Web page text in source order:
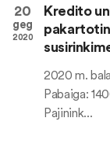
20
geg
2020
Kredito
2020 m.
Pabaiga:
Pajinink...